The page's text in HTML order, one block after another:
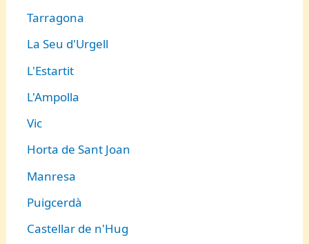
Tarragona
La Seu d'Urgell
L'Estartit
L'Ampolla
Vic
Horta de Sant Joan
Manresa
Puigcerdà
Castellar de n'Hug